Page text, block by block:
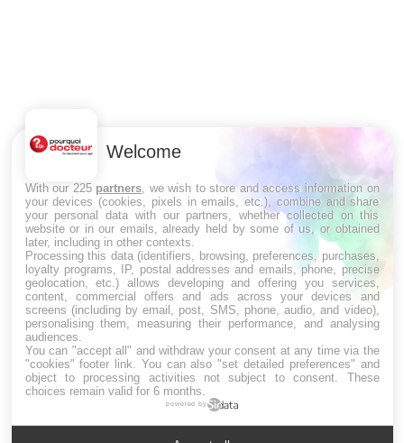
LES MALADIES
Hypotension orthostatique : quand la
pression artérielle chute au lever
Drépanocytose : une déformation des
globules rouges aux conséquences graves
Welcome
With our 225 partners , we wish to store and access information on
your devices (cookies, pixels in emails, etc.), combine and share
your personal data with our partners, whether collected on this
website or in our emails, already held by some of us, or obtained
later, including in other contexts.
Processing this data (identifiers, browsing, preferences, purchases,
loyalty programs, IP, postal addresses and emails, phone, precise
geolocation, etc.) allows developing and offering you services,
content, commercial offers and ads across your devices and
screens (including by email, post, SMS, phone, audio, and video),
personalising them, measuring their performance, and analysing
audiences.
You can "accept all" and withdraw your consent at any time via the
"cookies" footer link . You can also "set detailed preferences" and
object to processing activities not subject to consent. These
choices remain valid for 6 months.
powered by